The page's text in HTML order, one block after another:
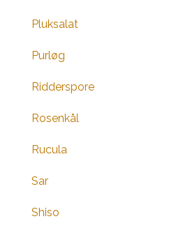
Pluksalat
Purløg
Ridderspore
Rosenkål
Rucula
Sar
Shiso